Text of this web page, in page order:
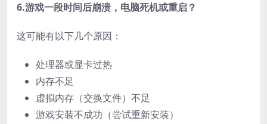
6.游戏一段时间后崩溃，电脑死机或重启？
这可能有以下几个原因：
处理器或显卡过热
内存不足
虚拟内存（交换文件）不足
游戏安装不成功（尝试重新安装）